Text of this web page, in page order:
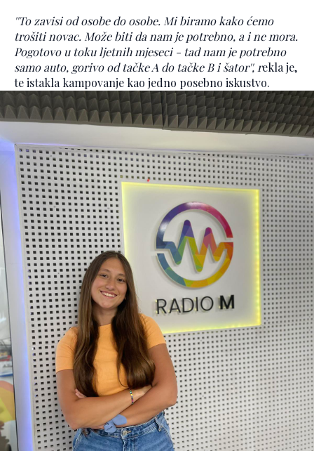
''To zavisi od osobe do osobe. Mi biramo kako ćemo
trošiti novac. Može biti da nam je potrebno, a i ne mora.
Pogotovo u toku ljetnih mjeseci - tad nam je potrebno
samo auto, gorivo od tačke A do tačke B i šator'', rekla je,
te istakla kampovanje kao jedno posebno iskustvo.